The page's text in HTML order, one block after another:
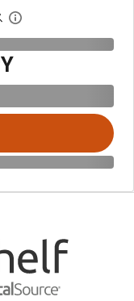
デジタルライセン